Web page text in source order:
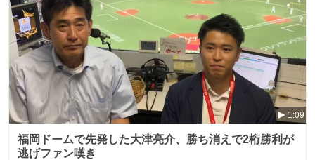
1:09
福岡ドームで先発した大津亮介、勝ち消えで2桁勝利が
逃げファン嘆き